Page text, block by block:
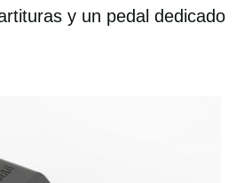
y un pedal dedicado